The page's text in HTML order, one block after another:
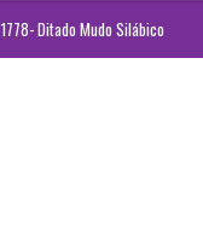
1778- Ditado Mudo Silábico